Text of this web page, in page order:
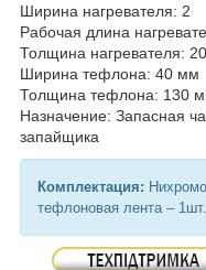
Ширина нагревателя: 2
Рабочая длина
Толщина нагревателя:
Ширина тефлона: 40 мм
Толщина тефлона: 130
Назначение: Запасная
запайщика
Комплектация:
тефлоновая лента – 1шт.